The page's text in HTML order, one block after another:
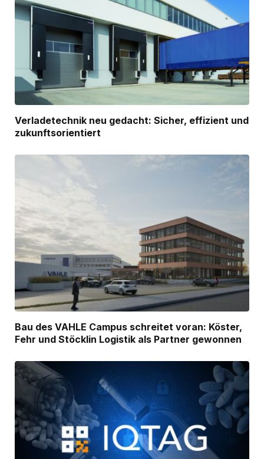
Verladetechnik neu gedacht: Sicher, effizient und
zukunftsorientiert
Bau des VAHLE Campus schreitet voran: Köster,
Fehr und Stöcklin Logistik als Partner gewonnen